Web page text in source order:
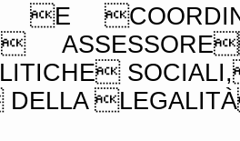
E
DELLA